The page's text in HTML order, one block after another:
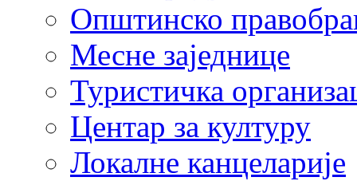
Општинско
Месне заједнице
Туристичка
Центaр за културу
Локалне канцеларије